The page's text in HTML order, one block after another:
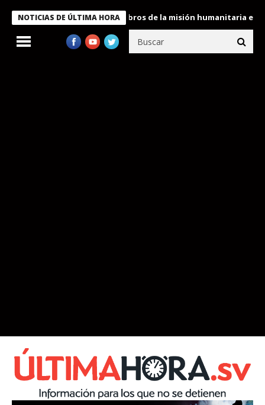
NOTICIAS DE ÚLTIMA HORA
Bukele condecora a miembros de la misión humanitaria enviada